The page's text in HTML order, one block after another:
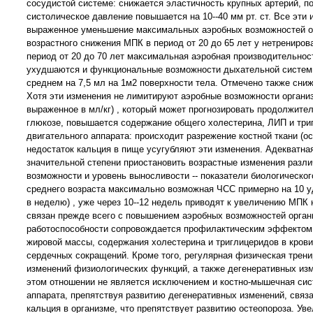
сосудистой системе: снижается эластичность крупных артерий,
систолическое давление повышается на 10--40 мм рт. ст. Все
выраженное уменьшение максимальных аэробных возможностей
возрастного снижения МПК в период от 20 до 65 лет у
период от 20 до 70 лет максимальная аэробная
ухудшаются и функциональные возможности дыхательной
среднем на 7,5 мл на 1м2 поверхности тела. Отмечено также
Хотя эти изменения не лимитируют аэробные возможности
выраженное в мл/кг) , который может прогнозировать
глюкозе, повышается содержание общего холестерина, ЛИП и
двигательного аппарата: происходит разрежение костной ткани
недостаток кальция в пище усугубляют эти изменения.
значительной степени приостановить возрастные изменения
возможности и уровень выносливости -- показатели
среднего возраста максимально возможная ЧСС примерно на 10
в неделю) , уже через 10--12 недель приводят к увеличению МПК
связан прежде всего с повышением аэробных возможностей
работоспособности сопровождается профилактическим
жировой массы, содержания холестерина и триглицеридов в
сердечных сокращений. Кроме того, регулярная физическая
изменений физиологических функций, а также дегенеративных
этом отношении не является исключением и костно-мышечная
аппарата, препятствуя развитию дегенеративных изменений,
кальция в организме, что препятствует развитию остеопороза.